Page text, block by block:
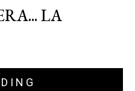
LA